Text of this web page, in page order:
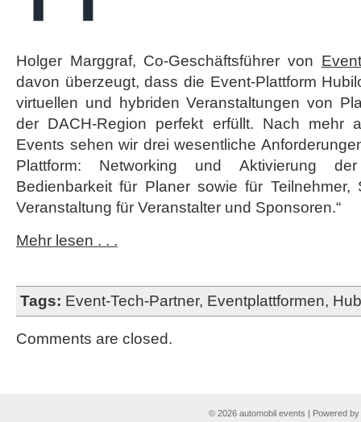
Holger Marggraf, Co-Geschäftsführer von
davon überzeugt, dass die Event-Plattform
virtuellen und hybriden Veranstaltungen von
der DACH-Region perfekt erfüllt. Nach mehr
Events sehen wir drei wesentliche
Plattform: Networking und Aktivierung
Bedienbarkeit für Planer sowie für
Veranstaltung für Veranstalter und Sponsoren.“
Mehr lesen . . .
Tags: Event-Tech-Partner, Eventplattformen,
Comments are closed.
© 2026 automobil events | Powered by